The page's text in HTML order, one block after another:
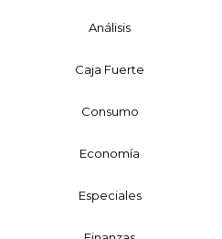
Análisis
Caja Fuerte
Consumo
Economía
Especiales